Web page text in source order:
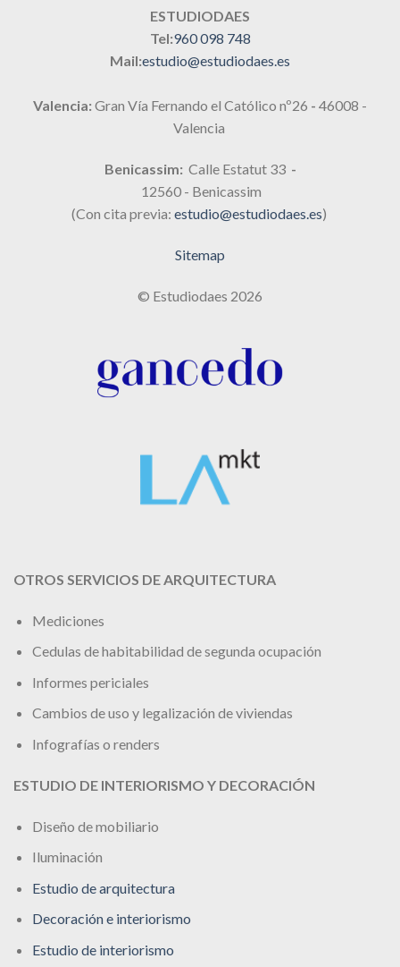
ESTUDIODAES
Tel:960 098 748
Mail:estudio@estudiodaes.es
Valencia: Gran Vía Fernando el Católico nº26 - 46008 -
Valencia
Benicassim: Calle Estatut 33 -
12560 - Benicassim
(Con cita previa: estudio@estudiodaes.es)
Sitemap
© Estudiodaes 2026
OTROS SERVICIOS DE ARQUITECTURA
Mediciones
Cedulas de habitabilidad de segunda ocupación
Informes periciales
Cambios de uso y legalización de viviendas
Infografías o renders
ESTUDIO DE INTERIORISMO Y DECORACIÓN
Diseño de mobiliario
Iluminación
Estudio de arquitectura
Decoración e interiorismo
Estudio de interiorismo